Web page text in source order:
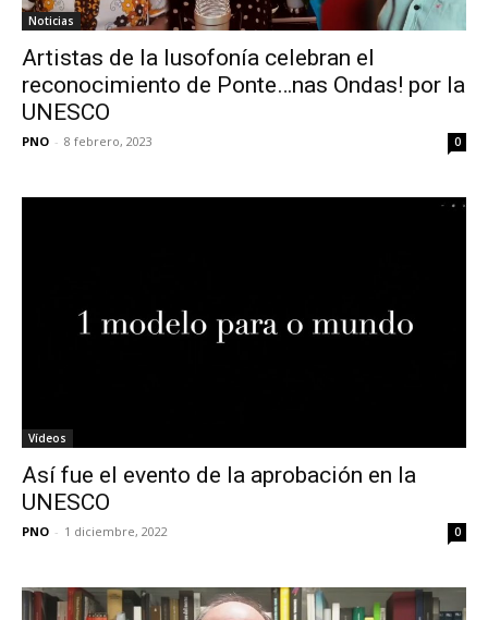
Noticias
Artistas de la lusofonía celebran el
reconocimiento de Ponte…nas Ondas! por la
UNESCO
PNO - 8 febrero, 2023 0
Vídeos
Así fue el evento de la aprobación en la
UNESCO
PNO - 1 diciembre, 2022 0